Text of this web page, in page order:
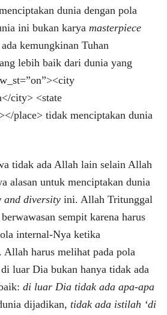
dunia dengan pola
ini bukan karya masterpiece
kemungkinan Tuhan
lebih baik dari dunia yang
city> <state
place> tidak menciptakan dunia
tidak ada Allah lain selain Allah
alasan untuk menciptakan dunia
and diversityini. Allah Tritunggal
sempit karena harus
internal-Nya ketika
Allah harus melihat pada pola
luar Dia bukan hanya tidak ada
di luar Dia tidak ada apa-apa
dijadikan, tidak ada istilah ‘di